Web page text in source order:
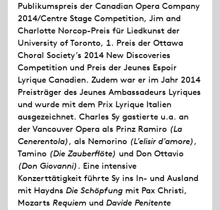
Publikumspreis der Canadian Opera Company
2014/Centre Stage Competition, Jim and
Charlotte Norcop-Preis für Liedkunst der
University of Toronto, 1. Preis der Ottawa
Choral Society’s 2014 New Discoveries
Competition und Preis der Jeunes Espoir
Lyrique Canadien. Zudem war er im Jahr 2014
Preisträger des Jeunes Ambassadeurs Lyriques
und wurde mit dem Prix Lyrique Italien
ausgezeichnet. Charles Sy gastierte u.a. an
der Vancouver Opera als Prinz Ramiro (La
Cenerentola), als Nemorino (L’elisir d’amore),
Tamino (Die Zauberflöte) und Don Ottavio
(Don Giovanni) . Eine intensive
Konzerttätigkeit führte Sy ins In- und Ausland
mit Haydns Die Schöpfung mit Pax Christi,
Mozarts Requiem und Davide Penitente